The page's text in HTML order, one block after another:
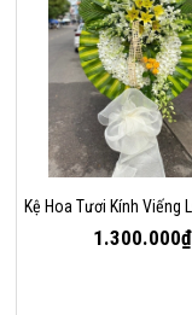
Kệ Hoa Tươi Kính Viếng
1.300.000₫